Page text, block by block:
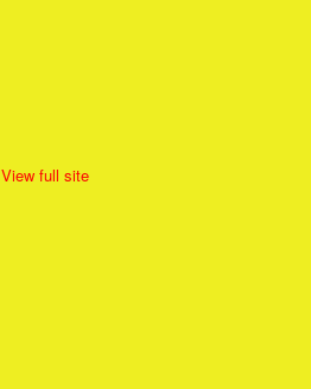
View full site